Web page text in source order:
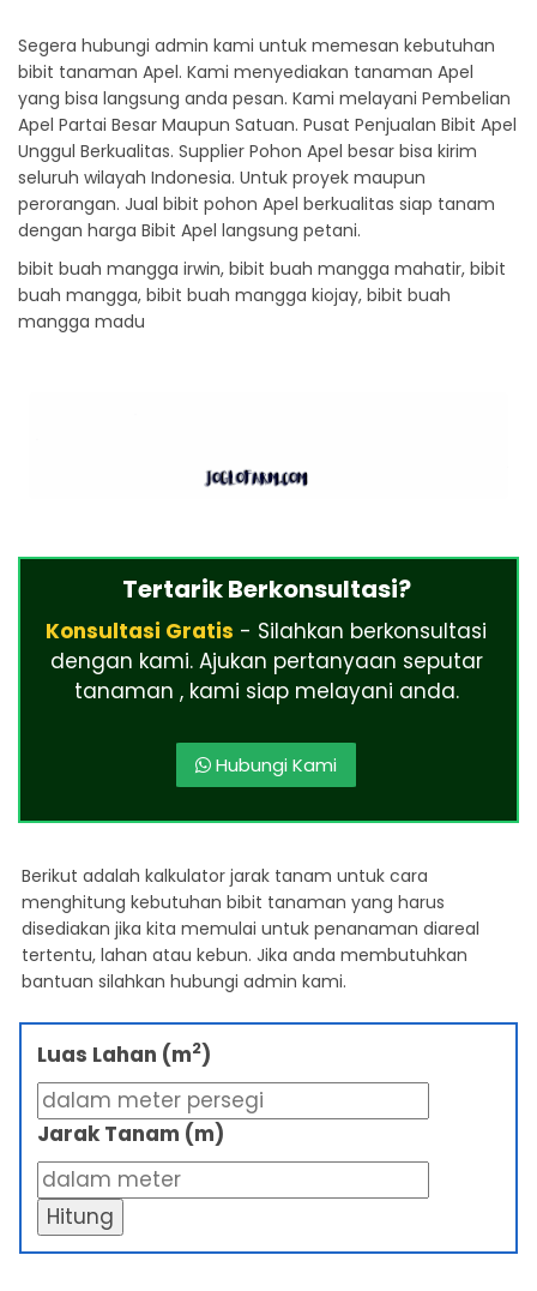
Segera hubungi admin kami untuk memesan kebutuhan
bibit tanaman Apel. Kami menyediakan tanaman Apel
yang bisa langsung anda pesan. Kami melayani Pembelian
Apel Partai Besar Maupun Satuan. Pusat Penjualan Bibit Apel
Unggul Berkualitas. Supplier Pohon Apel besar bisa kirim
seluruh wilayah Indonesia. Untuk proyek maupun
perorangan. Jual bibit pohon Apel berkualitas siap tanam
dengan harga Bibit Apel langsung petani.
bibit buah mangga irwin, bibit buah mangga mahatir, bibit
buah mangga, bibit buah mangga kiojay, bibit buah
mangga madu
Tertarik Berkonsultasi?
Konsultasi Gratis - Silahkan berkonsultasi
dengan kami. Ajukan pertanyaan seputar
tanaman , kami siap melayani anda.
Hubungi Kami
Berikut adalah kalkulator jarak tanam untuk cara
menghitung kebutuhan bibit tanaman yang harus
disediakan jika kita memulai untuk penanaman diareal
tertentu, lahan atau kebun. Jika anda membutuhkan
bantuan silahkan hubungi admin kami.
Luas Lahan (m2)
Jarak Tanam (m)
Hitung